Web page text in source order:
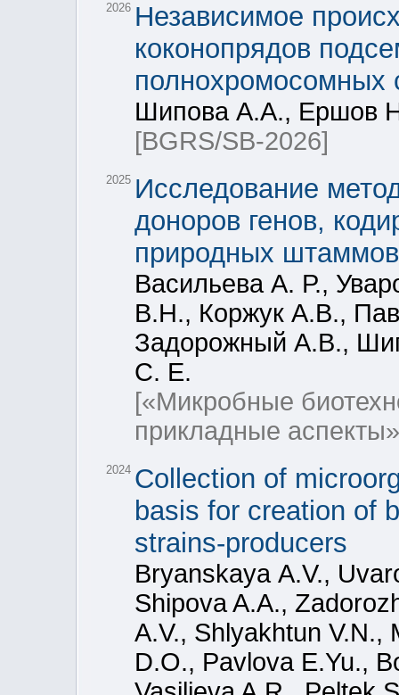
2026 Независимое
коконопрядов
полнохромосомных
Шипова А.А., Ершов
[BGRS/SB-2026]
2025 Исследование
доноров генов,
природных
Васильева А. Р.,
В.Н., Коржук А.В.,
Задорожный А.В.,
С. Е.
[«Микробные
прикладные
2024 Collection of
basis for creation of
strains-producers
Bryanskaya А.V.,
Shipova A.A.,
A.V., Shlyakhtun
D.O., Pavlova E.Yu.,